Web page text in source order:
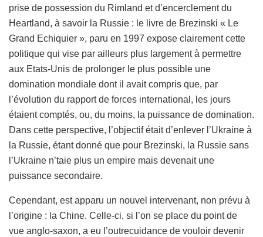
prise de possession du Rimland et d’encerclement du
Heartland, à savoir la Russie : le livre de Brezinski « Le
Grand Echiquier », paru en 1997 expose clairement cette
politique qui vise par ailleurs plus largement à permettre
aux Etats-Unis de prolonger le plus possible une
domination mondiale dont il avait compris que, par
l’évolution du rapport de forces international, les jours
étaient comptés, ou, du moins, la puissance de domination.
Dans cette perspective, l’objectif était d’enlever l’Ukraine à
la Russie, étant donné que pour Brezinski, la Russie sans
l’Ukraine n’taie plus un empire mais devenait une
puissance secondaire.
Cependant, est apparu un nouvel intervenant, non prévu à
l’origine : la Chine. Celle-ci, si l’on se place du point de
vue anglo-saxon, a eu l’outrecuidance de vouloir devenir